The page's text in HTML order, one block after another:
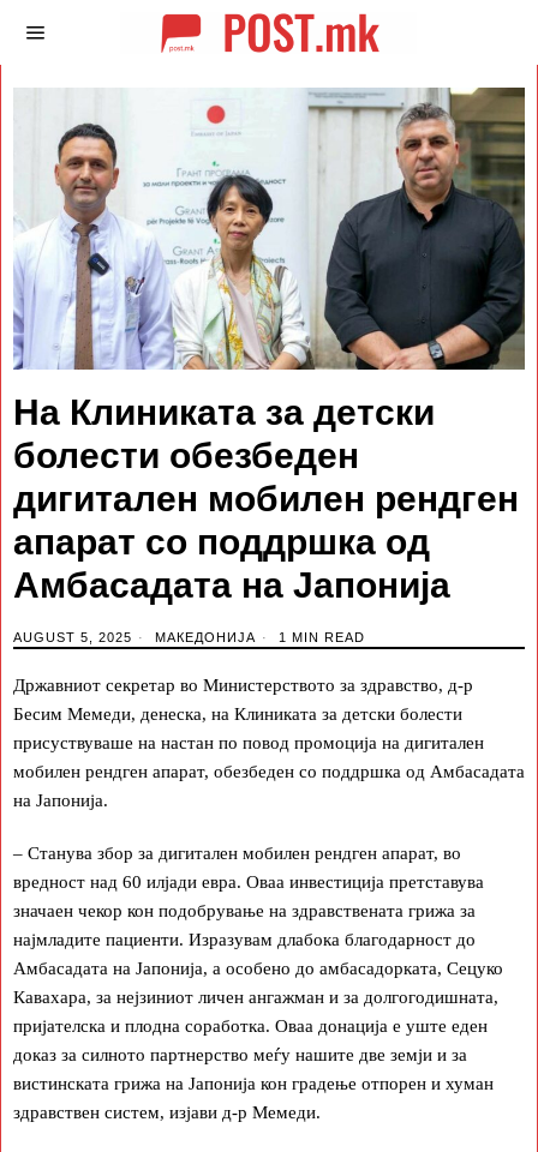
На Клиниката за детски
болести обезбеден
дигитален мобилен рендген
апарат со поддршка од
Амбасадата на Jапонија
AUGUST 5, 2025 МАКЕДОНИЈА 1 MIN READ
Државниот секретар во Министерството за здравство, д-р
Бесим Мемеди, денеска, на Клиниката за детски болести
присуствуваше на настан по повод промоција на дигитален
мобилен рендген апарат, обезбеден со поддршка од Амбасадата
на Јапонија.
– Станува збор за дигитален мобилен рендген апарат, во
вредност над 60 илјади евра. Оваа инвестиција претставува
значаен чекор кон подобрување на здравствената грижа за
најмладите пациенти. Изразувам длабока благодарност до
Амбасадата на Јапонија, а особено до амбасадорката, Сецуко
Кавахара, за нејзиниот личен ангажман и за долгогодишната,
пријателска и плодна соработка. Оваа донација е уште еден
доказ за силното партнерство меѓу нашите две земји и за
вистинската грижа на Јапонија кон градење отпорен и хуман
здравствен систем, изјави д-р Мемеди.